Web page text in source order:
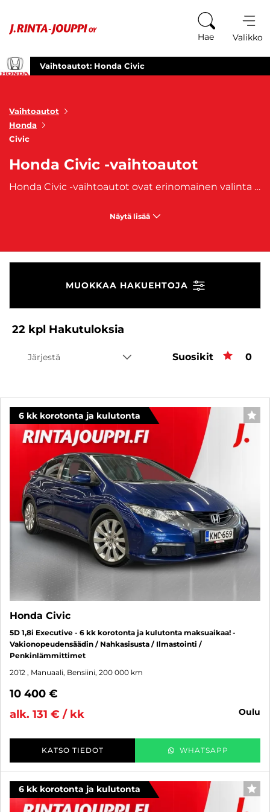
Hae Valikko
Vaihtoautot: Honda Civic
Vaihtoautot
Honda
Civic
Honda Civic -vaihtoautot
Honda Civic -vaihtoautot ovat erinomainen valinta kaikille, jotka etsivät luotettavaa ja tyylikästä ajoneuvoa. Honda Civic -malli on tunnettu kestävyydestään, ajonautinnostaan ja monipuolisista ominaisuuksistaan. Honda Civic tarjoaa tilavan ja mukautuvan sisätilan, joka sopii täydellisesti niin perheille kuin yksittäisille kuljettajille. Sen ergonominen muotoilu ja laadukkaat materiaalit tekevät matkustamisesta miellyttävää kaikilla matkoilla. Honda Civic on saatavana eri moottorivaihtoehdoilla, joten voit valita juuri sinulle sopivan tehokkuuden ja polttoainetehokkuuden. Sen dynaaminen ajokäytös ja tarkka ohjattavuus takaavat hauskan ja turvallisen ajokokemuksen, olipa sitten kyseessä kaupunkiajaminen tai pidemmät matkat.
Näytä lisää
MUOKKAA HAKUEHTOJA
22 kpl Hakutuloksia
Järjestä Suosikit 0
6 kk korotonta ja kulutonta
Honda Civic
5D 1,8i Executive - 6 kk korotonta ja kulutonta maksuaikaa! -
Vakionopeudensäädin / Nahkasisusta / Ilmastointi /
Penkinlämmittimet
2012 , Manuaali, Bensiini, 200 000 km
10 400 €
alk. 131 € / kk
oulu
KATSO TIEDOT WHATSAPP
6 kk korotonta ja kulutonta